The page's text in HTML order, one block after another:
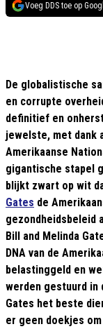
Voeg DDS toe op
De globalistische
en corrupte
definitief en
jewelste, met dank
Amerikaanse
gigantische stapel
blijkt zwart op wit
Gates de
gezondheidsbeleid
Bill and Melinda
DNA van de
belastinggeld en
werden gestuurd in
Gates het beste
er geen doekjes